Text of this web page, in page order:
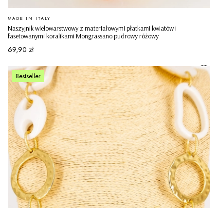
Naszyjnik wielowarstwowy z materiałowymi płatkami kwiatów i
fasetowanymi koralikami Mongrassano pudrowy różowy
PRODUCENT
MADE IN ITALY
Cena
69,90 zł
Bestseller